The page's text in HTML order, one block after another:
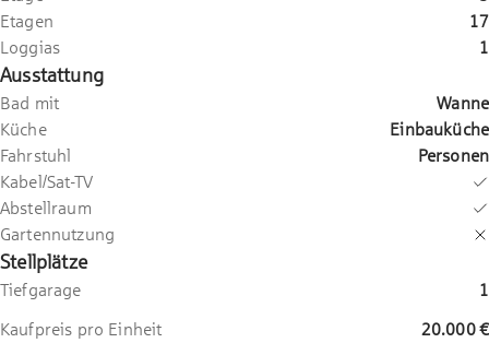
Etagen
17
Loggias
1
Ausstattung
Bad mit
Wanne
Küche
Einbauküche
Fahrstuhl
Personen
Kabel/Sat-TV
Abstellraum
Gartennutzung
Stellplätze
Tiefgarage 1
Kaufpreis pro Einheit 20.000 €